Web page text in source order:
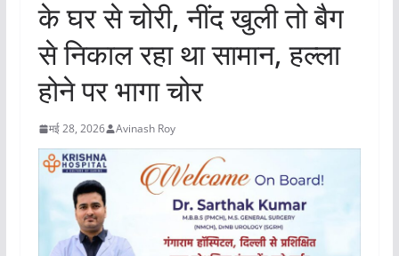
के घर से चोरी, नींद खुली तो बैग
से निकाल रहा था सामान, हल्ला
होने पर भागा चोर
मई 28, 2026 Avinash Roy